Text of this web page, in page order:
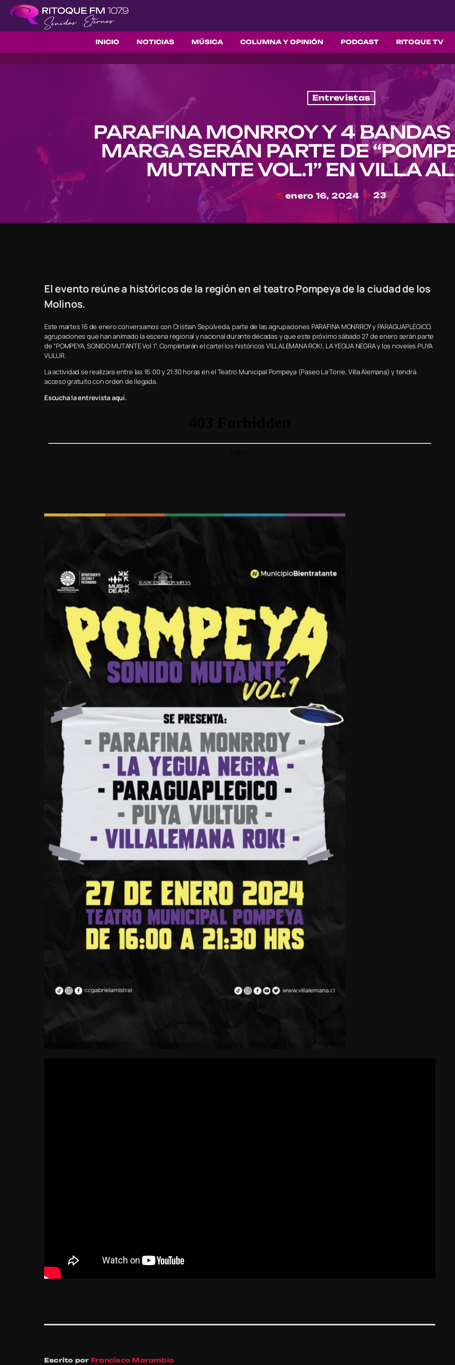
INICIO NOTICIAS MÚSICA COLUMNA Y OPINIÓN PODCAST RITOQUE TV
Entrevistas
PARAFINA MONRROY Y 4
MARGA SERÁN PARTE DE
MUTANTE VOL.1” EN VILLA
today enero 16, 2024 23
El evento reúne a históricos de la región en el teatro Pompeya de la ciudad de los
Molinos.
Este martes 16 de enero conversamos con Cristian Sepúlveda, parte de las agrupaciones PARAFINA MONRROY y PARAGUAPLÉGICO,
agrupaciones que han animado la escena regional y nacional durante décadas y que este próximo sábado 27 de enero serán parte
de “POMPEYA, SONIDO MUTANTE Vol 1”. Completarán el cartel los históricos VILLALEMANA ROK!, LA YEGUA NEGRA y los noveles PUYA
VULUR.
La actividad se realizara entre las 16:00 y 21:30 horas en el Teatro Municipal Pompeya (Paseo La Torre, Villa Alemana) y tendrá
acceso gratuito con orden de llegada.
Escucha la entrevista aquí.
Escrito por Francisco Marambio